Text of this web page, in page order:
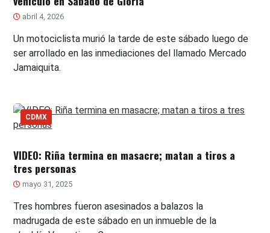
abril 4, 2026
Un motociclista murió la tarde de este sábado luego de
ser arrollado en las inmediaciones del llamado Mercado
Jamaiquita.
CDMX
VIDEO: Riña termina en masacre; matan a tiros a
tres personas
mayo 31, 2025
Tres hombres fueron asesinados a balazos la
madrugada de este sábado en un inmueble de la